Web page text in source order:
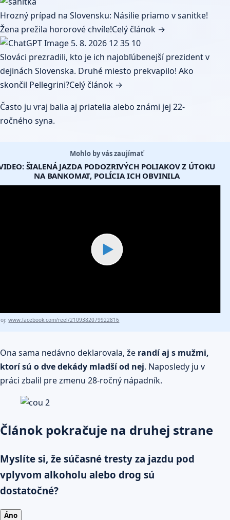
Hrozný prípad na Slovensku: Násilie priamo v sanitke!
Žena prežila hororové chvíle!Celý článok →
Slováci prezradili, kto je ich najobľúbenejší prezident v
dejinách Slovenska. Druhé miesto prekvapilo! Ako
skončil Pellegrini?Celý článok →
Často ju vraj balia aj priatelia alebo známi jej 22-
ročného syna.
Mohlo by vás zaujímať
ŠIALENÁ JAZDA PODOZRIVÝCH POLIAKOV Z ÚTOKU
NA BANKOMAT, POLÍCIA ICH OBVINILA
▶
www.facebook.com/reel/2109382079922816
Ona sama nedávno deklarovala, že randí aj s mužmi,
ktorí sú o dve dekády mladší od nej. Naposledy ju v
práci zbalil pre zmenu 28-ročný nápadník.
Článok pokračuje na druhej strane
Myslíte si, že súčasné tresty za jazdu pod
vplyvom alkoholu alebo drog sú
dostatočné?
Áno